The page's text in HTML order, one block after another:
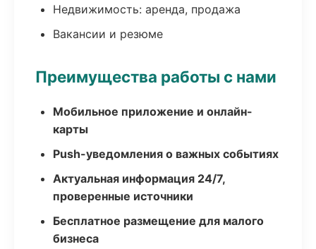
Недвижимость: аренда, продажа
Вакансии и резюме
Преимущества работы с нами
Мобильное приложение и онлайн-
карты
Push-уведомления о важных событиях
Актуальная информация 24/7,
проверенные источники
Бесплатное размещение для малого
бизнеса